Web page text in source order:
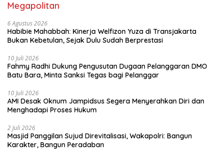
Megapolitan
6 Agustus 2026
Habibie Mahabbah: Kinerja Welfizon Yuza di Transjakarta
Bukan Kebetulan, Sejak Dulu Sudah Berprestasi
10 Juli 2026
Fahmy Radhi Dukung Pengusutan Dugaan Pelanggaran DMO
Batu Bara, Minta Sanksi Tegas bagi Pelanggar
10 Juli 2026
AMI Desak Oknum Jampidsus Segera Menyerahkan Diri dan
Menghadapi Proses Hukum
2 Juli 2026
Masjid Panggilan Sujud Direvitalisasi, Wakapolri: Bangun
Karakter, Bangun Peradaban